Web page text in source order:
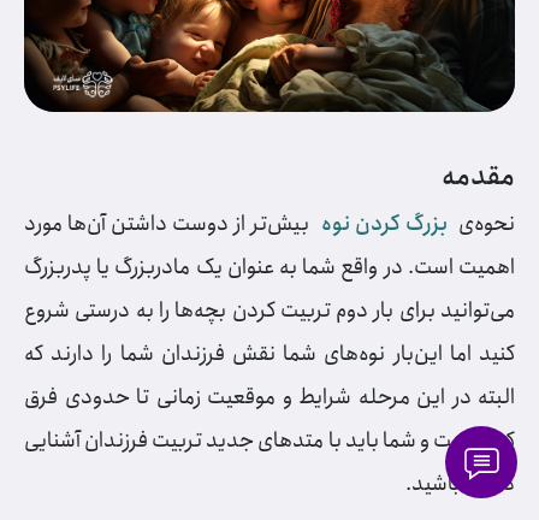
مقدمه
نحوه‌ی بزرگ کردن نوه بیش‌تر از دوست داشتن آن‌ها مورد
اهمیت است. در واقع شما به عنوان یک مادربزرگ یا پدربزرگ
می‌توانید برای بار دوم تربیت کردن بچه‌ها را به درستی شروع
کنید اما این‌بار نوه‌های شما نقش فرزندان شما را دارند که
البته در این مرحله شرایط و موقعیت زمانی تا حدودی فرق
کرده است و شما باید با متدهای جدید تربیت فرزندان آشنایی
داشته باشید.